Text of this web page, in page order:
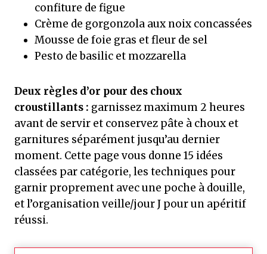
confiture de figue
Crème de gorgonzola aux noix concassées
Mousse de foie gras et fleur de sel
Pesto de basilic et mozzarella
Deux règles d’or pour des choux
croustillants : garnissez maximum 2 heures
avant de servir et conservez pâte à choux et
garnitures séparément jusqu’au dernier
moment. Cette page vous donne 15 idées
classées par catégorie, les techniques pour
garnir proprement avec une poche à douille,
et l’organisation veille/jour J pour un apéritif
réussi.